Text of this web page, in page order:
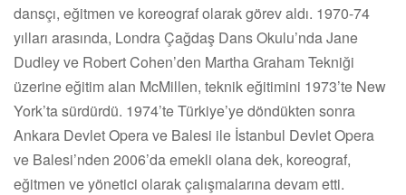
dansçı, eğitmen ve koreograf olarak görev aldı. 1970-74
yılları arasında, Londra Çağdaş Dans Okulu’nda Jane
Dudley ve Robert Cohen’den Martha Graham Tekniği
üzerine eğitim alan McMillen, teknik eğitimini 1973’te New
York’ta sürdürdü. 1974’te Türkiye’ye döndükten sonra
Ankara Devlet Opera ve Balesi ile İstanbul Devlet Opera
ve Balesi’nden 2006’da emekli olana dek, koreograf,
eğitmen ve yönetici olarak çalışmalarına devam etti.